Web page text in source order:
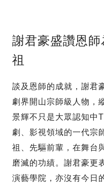
謝君豪盛讚恩
祖
談及恩師的成就，謝君
劇界開山宗師級人物，
景輝不只是大眾認知中
劇、影視領域的一代宗
祖、先驅前輩，在舞台
磨滅的功績。謝君豪更
演藝學院，亦沒有今日